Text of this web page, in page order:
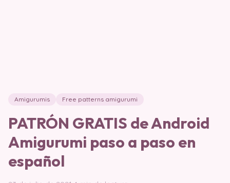
Amigurumis Free patterns amigurumi
PATRÓN GRATIS de Android
Amigurumi paso a paso en
español